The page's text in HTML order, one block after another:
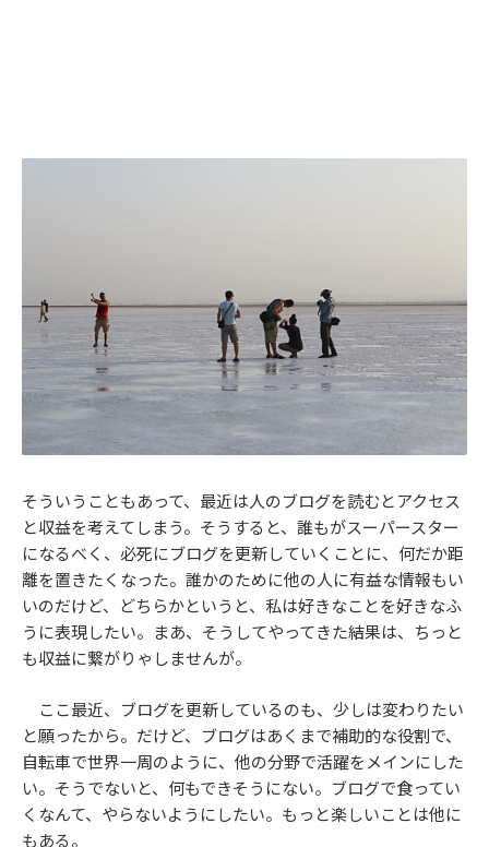
そういうこともあって、最近は人のブログを読むとアクセス
と収益を考えてしまう。そうすると、誰もがスーパースター
になるべく、必死にブログを更新していくことに、何だか距
離を置きたくなった。誰かのために他の人に有益な情報もい
いのだけど、どちらかというと、私は好きなことを好きなふ
うに表現したい。まあ、そうしてやってきた結果は、ちっと
も収益に繋がりゃしませんが。
ここ最近、ブログを更新しているのも、少しは変わりたい
と願ったから。だけど、ブログはあくまで補助的な役割で、
自転車で世界一周のように、他の分野で活躍をメインにした
い。そうでないと、何もできそうにない。ブログで食ってい
くなんて、やらないようにしたい。もっと楽しいことは他に
もある。